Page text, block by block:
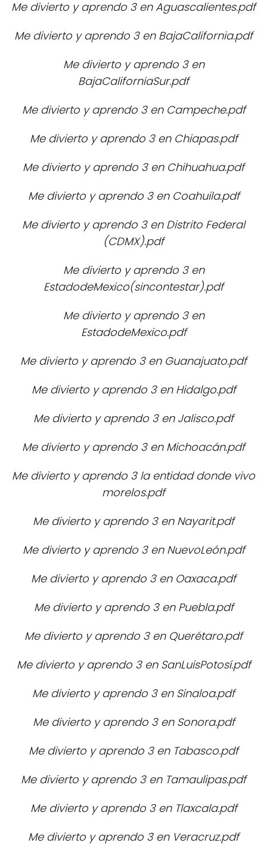
Me divierto y aprendo 3 en Aguascalientes.pdf
Me divierto y aprendo 3 en BajaCalifornia.pdf
Me divierto y aprendo 3 en
BajaCaliforniaSur.pdf
Me divierto y aprendo 3 en Campeche.pdf
Me divierto y aprendo 3 en Chiapas.pdf
Me divierto y aprendo 3 en Chihuahua.pdf
Me divierto y aprendo 3 en Coahuila.pdf
Me divierto y aprendo 3 en Distrito Federal
(CDMX).pdf
Me divierto y aprendo 3 en
EstadodeMexico(sincontestar).pdf
Me divierto y aprendo 3 en
EstadodeMexico.pdf
Me divierto y aprendo 3 en Guanajuato.pdf
Me divierto y aprendo 3 en Hidalgo.pdf
Me divierto y aprendo 3 en Jalisco.pdf
Me divierto y aprendo 3 en Michoacán.pdf
Me divierto y aprendo 3 la entidad donde vivo
morelos.pdf
Me divierto y aprendo 3 en Nayarit.pdf
Me divierto y aprendo 3 en NuevoLeón.pdf
Me divierto y aprendo 3 en Oaxaca.pdf
Me divierto y aprendo 3 en Puebla.pdf
Me divierto y aprendo 3 en Querétaro.pdf
Me divierto y aprendo 3 en SanLuisPotosí.pdf
Me divierto y aprendo 3 en Sinaloa.pdf
Me divierto y aprendo 3 en Sonora.pdf
Me divierto y aprendo 3 en Tabasco.pdf
Me divierto y aprendo 3 en Tamaulipas.pdf
Me divierto y aprendo 3 en Tlaxcala.pdf
Me divierto y aprendo 3 en Veracruz.pdf